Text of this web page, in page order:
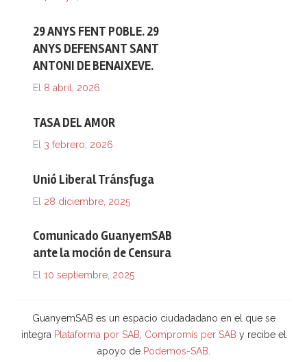
29 ANYS FENT POBLE. 29
ANYS DEFENSANT SANT
ANTONI DE BENAIXEVE.
El 8 abril, 2026
TASA DEL AMOR
El 3 febrero, 2026
Unió Liberal Tránsfuga
El 28 diciembre, 2025
Comunicado GuanyemSAB
ante la moción de Censura
El 10 septiembre, 2025
GuanyemSAB es un espacio ciudadadano en el que se
integra Plataforma por SAB, Compromís per SAB y recibe el
apoyo de Podemos-SAB.